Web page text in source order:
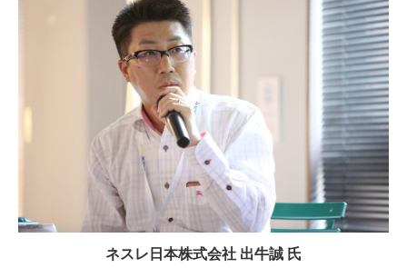
ネスレ日本株式会社 出牛誠 氏